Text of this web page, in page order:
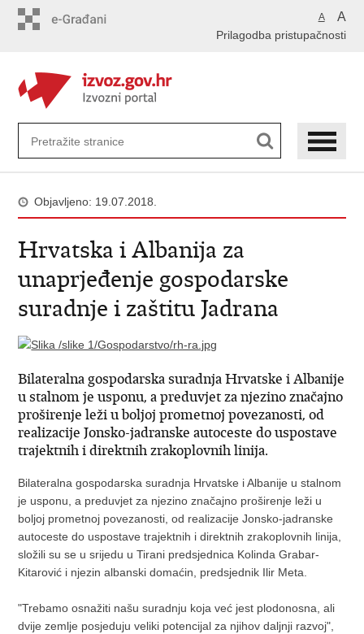
A A
Prilagodba pristupačnosti
Objavljeno: 19.07.2018.
Hrvatska i Albanija za
unaprjeđenje gospodarske
suradnje i zaštitu Jadrana
Bilateralna gospodarska suradnja Hrvatske i Albanije
u stalnom je usponu, a preduvjet za njezino značajno
proširenje leži u boljoj prometnoj povezanosti, od
realizacije Jonsko-jadranske autoceste do uspostave
trajektnih i direktnih zrakoplovnih linija.
Bilateralna gospodarska suradnja Hrvatske i Albanije u stalnom
je usponu, a preduvjet za njezino značajno proširenje leži u
boljoj prometnoj povezanosti, od realizacije Jonsko-jadranske
autoceste do uspostave trajektnih i direktnih zrakoplovnih linija,
složili su se u srijedu u Tirani predsjednica Kolinda Grabar-
Kitarović i njezin albanski domaćin, predsjednik Ilir Meta.
"Trebamo osnažiti našu suradnju koja već jest plodonosna, ali
dvije zemlje posjeduju veliki potencijal za njihov daljnji razvoj",